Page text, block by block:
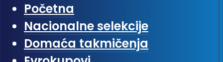
Početna
Nacionalne selekcije
Domaća takmičenja